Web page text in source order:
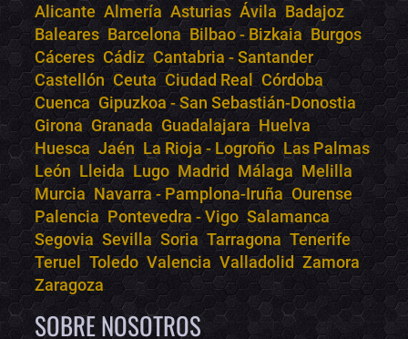
Alicante Almería Asturias Ávila Badajoz
Baleares Barcelona Bilbao - Bizkaia Burgos
Cáceres Cádiz Cantabria - Santander
Castellón Ceuta Ciudad Real Córdoba
Cuenca Gipuzkoa - San Sebastián-Donostia
Girona Granada Guadalajara Huelva
Huesca Jaén La Rioja - Logroño Las Palmas
León Lleida Lugo Madrid Málaga Melilla
Murcia Navarra - Pamplona-Iruña Ourense
Palencia Pontevedra - Vigo Salamanca
Segovia Sevilla Soria Tarragona Tenerife
Teruel Toledo Valencia Valladolid Zamora
Zaragoza
SOBRE NOSOTROS
Bololoco · conciertos.club
Online · Te ayudo a encontrar conciertos